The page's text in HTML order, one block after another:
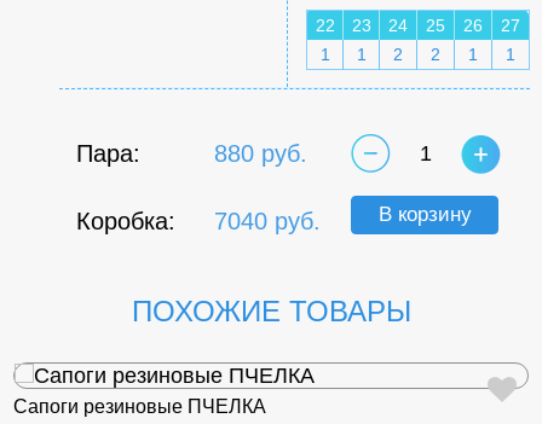
22 23 24 25 26
27
1
1 2 2 1 1
Пара: 880 руб.
Коробка: 7040 руб.
1
В корзину
ПОХОЖИЕ ТОВАРЫ
Сапоги резиновые ПЧЕЛКА